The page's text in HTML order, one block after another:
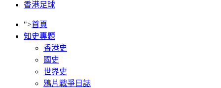
香港足球
">首頁
知史專題
香港史
國史
世界史
鴉片戰爭日誌